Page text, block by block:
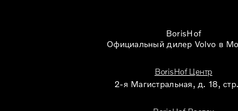
BorisHof
Официальный дилер Volvo в
BorisHof Центр
2-я Магистральная, д. 18,